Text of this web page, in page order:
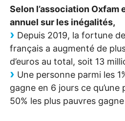
Selon l’association Oxfam
annuel sur les inégalités,
Depuis 2019, la fortune
français a augmenté de
d’euros au total, soit 13
Une personne parmi les
gagne en 6 jours ce
50% les plus pauvres